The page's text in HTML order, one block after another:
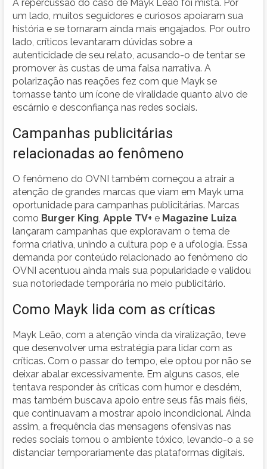
A repercussão do caso de Mayk Leão foi mista. Por
um lado, muitos seguidores e curiosos apoiaram sua
história e se tornaram ainda mais engajados. Por outro
lado, críticos levantaram dúvidas sobre a
autenticidade de seu relato, acusando-o de tentar se
promover às custas de uma falsa narrativa. A
polarização nas reações fez com que Mayk se
tornasse tanto um ícone de viralidade quanto alvo de
escárnio e desconfiança nas redes sociais.
Campanhas publicitárias
relacionadas ao fenômeno
O fenômeno do OVNI também começou a atrair a
atenção de grandes marcas que viam em Mayk uma
oportunidade para campanhas publicitárias. Marcas
como Burger King Apple TV+ e Magazine Luiza
lançaram campanhas que exploravam o tema de
forma criativa, unindo a cultura pop e a ufologia. Essa
demanda por conteúdo relacionado ao fenômeno do
OVNI acentuou ainda mais sua popularidade e validou
sua notoriedade temporária no meio publicitário.
Como Mayk lida com as críticas
Mayk Leão, com a atenção vinda da viralização, teve
que desenvolver uma estratégia para lidar com as
críticas. Com o passar do tempo, ele optou por não se
deixar abalar excessivamente. Em alguns casos, ele
tentava responder às críticas com humor e desdém,
mas também buscava apoio entre seus fãs mais fiéis,
que continuavam a mostrar apoio incondicional. Ainda
assim, a frequência das mensagens ofensivas nas
redes sociais tornou o ambiente tóxico, levando-o a se
distanciar temporariamente das plataformas digitais.